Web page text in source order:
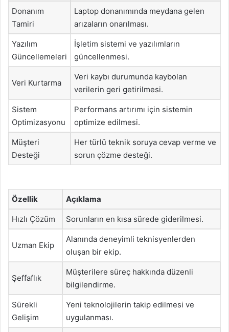
Donanım
Tamiri
Laptop donanımında meydana gelen
arızaların onarılması.
Yazılım
Güncellemeleri
İşletim sistemi ve yazılımların
güncellenmesi.
Veri Kurtarma
Veri kaybı durumunda kaybolan
verilerin geri getirilmesi.
Sistem
Optimizasyonu
Performans artırımı için sistemin
optimize edilmesi.
Müşteri
Desteği
Her türlü teknik soruya cevap verme ve
sorun çözme desteği.
Özellik Açıklama
Hızlı Çözüm Sorunların en kısa sürede giderilmesi.
Uzman Ekip
Alanında deneyimli teknisyenlerden
oluşan bir ekip.
Şeffaflık
Müşterilere süreç hakkında düzenli
bilgilendirme.
Sürekli
Gelişim
Yeni teknolojilerin takip edilmesi ve
uygulanması.